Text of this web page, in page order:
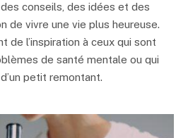
conseils, des idées et des
de vivre une vie plus heureuse.
de l’inspiration à ceux qui sont
de santé mentale ou qui
petit remontant.